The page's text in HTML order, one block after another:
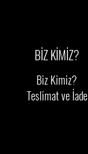
BİZ KİMİZ?
Biz Kimiz?
Teslimat ve İade